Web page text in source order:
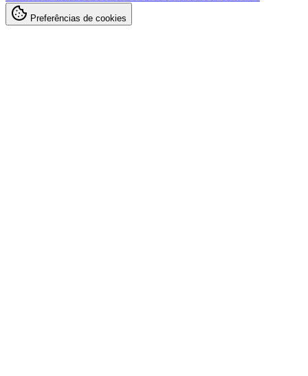
Preferências de cookies